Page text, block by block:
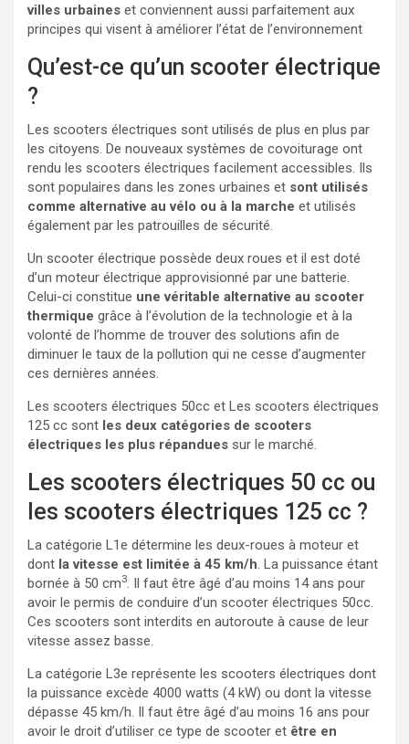
villes urbaines et conviennent aussi parfaitement aux
principes qui visent à améliorer l’état de l’environnement
Qu’est-ce qu’un scooter électrique
?
Les scooters électriques sont utilisés de plus en plus par
les citoyens. De nouveaux systèmes de covoiturage ont
rendu les scooters électriques facilement accessibles. Ils
sont populaires dans les zones urbaines et sont utilisés
comme alternative au vélo ou à la marche et utilisés
également par les patrouilles de sécurité.
Un scooter électrique possède deux roues et il est doté
d’un moteur électrique approvisionné par une batterie.
Celui-ci constitue une véritable alternative au scooter
thermique grâce à l’évolution de la technologie et à la
volonté de l’homme de trouver des solutions afin de
diminuer le taux de la pollution qui ne cesse d’augmenter
ces dernières années.
Les scooters électriques 50cc et Les scooters électriques
125 cc sont les deux catégories de scooters
électriques les plus répandues sur le marché.
Les scooters électriques 50 cc ou
les scooters électriques 125 cc ?
La catégorie L1e détermine les deux-roues à moteur et
dont la vitesse est limitée à 45 km/h. La puissance étant
bornée à 50 cm3. Il faut être âgé d’au moins 14 ans pour
avoir le permis de conduire d’un scooter électriques 50cc.
Ces scooters sont interdits en autoroute à cause de leur
vitesse assez basse.
La catégorie L3e représente les scooters électriques dont
la puissance excède 4000 watts (4 kW) ou dont la vitesse
dépasse 45 km/h. Il faut être âgé d’au moins 16 ans pour
avoir le droit d’utiliser ce type de scooter et être en